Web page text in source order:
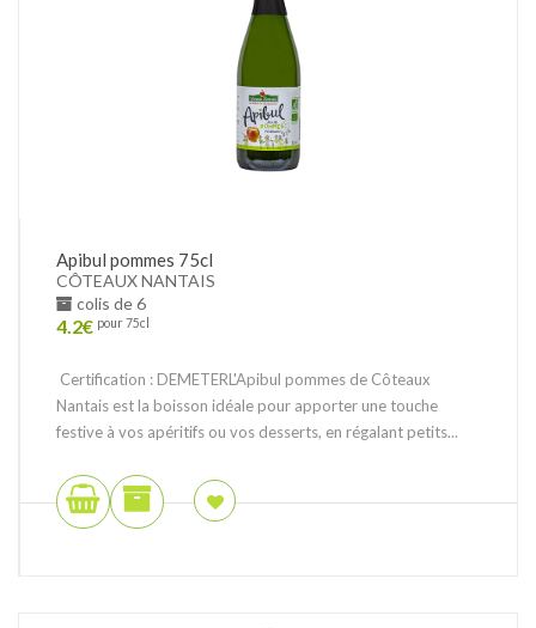
Apibul pommes 75cl
CÔTEAUX NANTAIS
colis de 6
4.2€ pour 75cl
Certification : DEMETERL'Apibul pommes de Côteaux
Nantais est la boisson idéale pour apporter une touche
festive à vos apéritifs ou vos desserts, en régalant petits...